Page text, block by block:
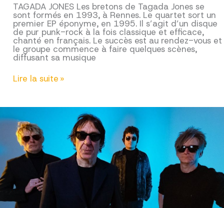
TAGADA JONES Les bretons de Tagada Jones se
sont formés en 1993, à Rennes. Le quartet sort un
premier EP éponyme, en 1995. Il s’agit d’un disque
de pur punk-rock à la fois classique et efficace,
chanté en français. Le succès est au rendez-vous et
le groupe commence à faire quelques scènes,
diffusant sa musique
TAGADA
Lire la suite »